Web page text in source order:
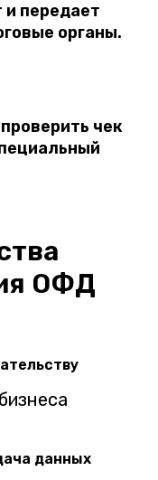
передает
органы.
чек
ОФД
данных